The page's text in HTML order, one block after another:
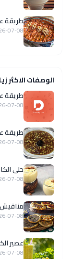
طريقة
07-08
الوصفات الاكثر
طريقة
07-08
طريقة
07-08
حلى
07-08
مناقيش
07-08
عصير
07-08